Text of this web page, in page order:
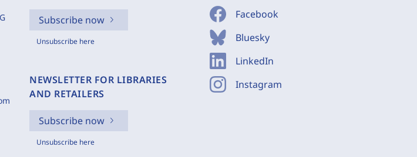
Subscribe now
Unsubscribe here
NEWSLETTER FOR LIBRARIES
AND RETAILERS
Subscribe now
Unsubscribe here
Facebook
Bluesky
LinkedIn
Instagram